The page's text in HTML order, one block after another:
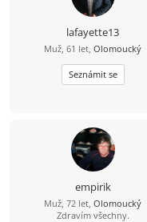
nebo i společné žití. Žijme
minuty se vlečou, ale roky
nenávratně utíkají,,,
lafayette13
Muž, 61 let, Olomoucký
Seznámit se
empirik
Muž, 72 let, Olomoucký
Zdravím všechny.